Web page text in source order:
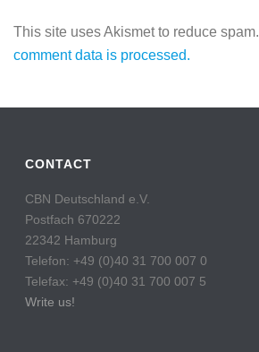
This site uses Akismet to reduce spam.
comment data is processed.
CONTACT
CBN Deutschland e.V.
Postfach 670222
22342 Hamburg
Telefon: +49 (0)40 31 700 007 0
Telefax: +49 (0)40 31 700 007 5
Write us!